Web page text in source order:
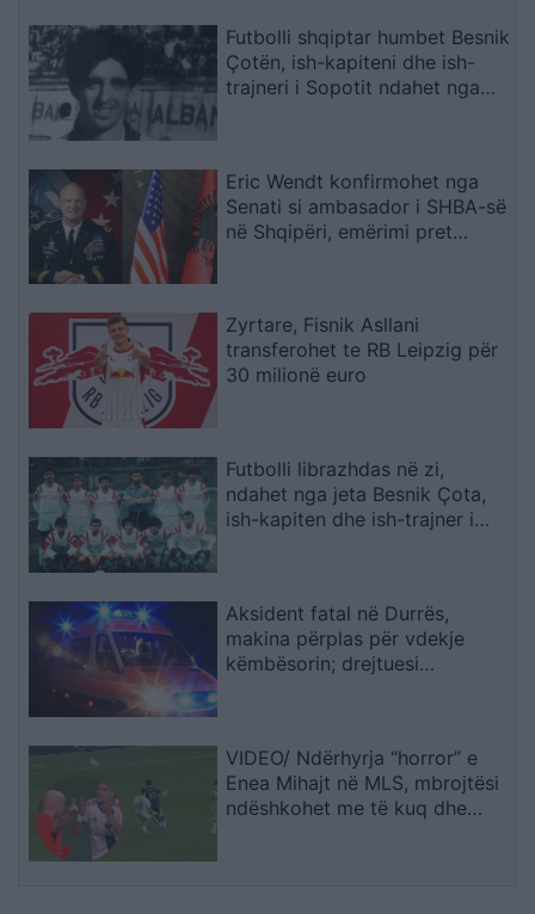
Futbolli shqiptar humbet Besnik
Çotën, ish-kapiteni dhe ish-
trajneri i Sopotit ndahet nga
Eric Wendt konfirmohet nga
Senati si ambasador i SHBA-së
në Shqipëri, emërimi pret
Zyrtare, Fisnik Asllani
transferohet te RB Leipzig për
30 milionë euro
Futbolli librazhdas në zi,
ndahet nga jeta Besnik Çota,
ish-kapiten dhe ish-trajner i
Aksident fatal në Durrës,
makina përplas për vdekje
këmbësorin; drejtuesi
VIDEO/ Ndërhyrja “horror” e
Enea Mihajt në MLS, mbrojtësi
ndëshkohet me të kuq dhe